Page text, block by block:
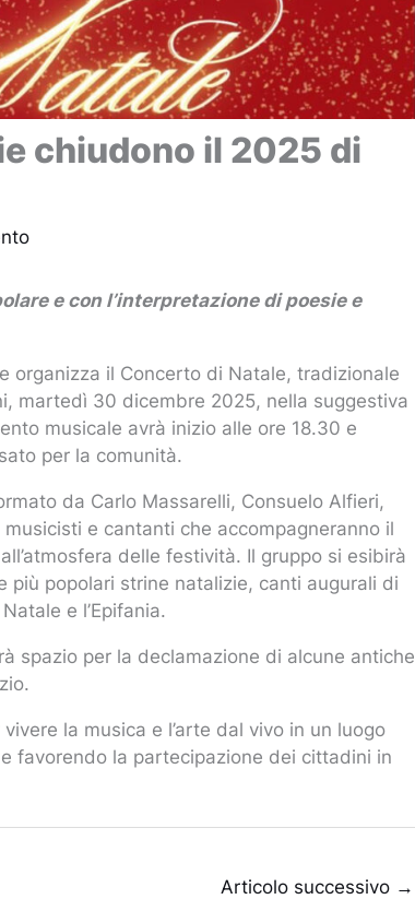
chiudono il 2025 di
e con l’interpretazione di poesie e
organizza il Concerto di Natale, tradizionale
martedì 30 dicembre 2025, nella suggestiva
musicale avrà inizio alle ore 18.30 e
per la comunità.
da Carlo Massarelli, Consuelo Alfieri,
e cantanti che accompagneranno il
delle festività. Il gruppo si esibirà
più popolari strine natalizie, canti augurali di
e l’Epifania.
spazio per la declamazione di alcune antiche
la musica e l’arte dal vivo in un luogo
favorendo la partecipazione dei cittadini in
Articolo successivo →